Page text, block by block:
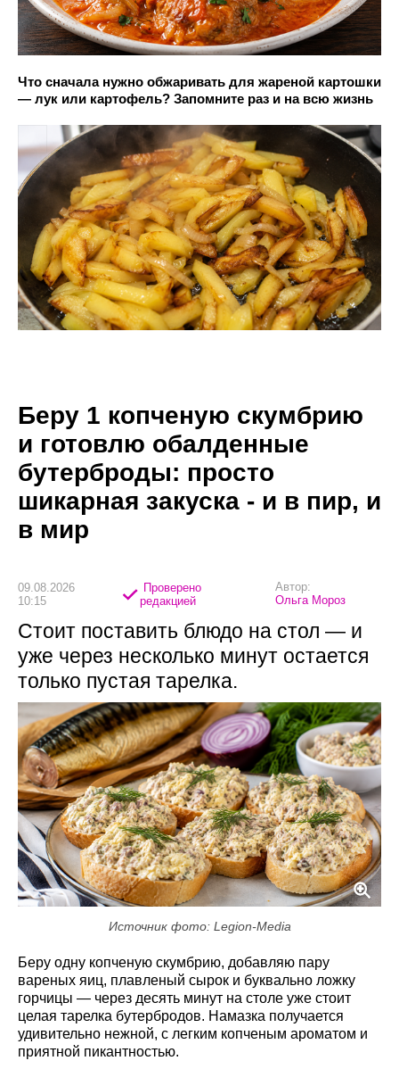
Что сначала нужно обжаривать для жареной картошки
— лук или картофель? Запомните раз и на всю жизнь
Беру 1 копченую скумбрию
и готовлю обалденные
бутерброды: просто
шикарная закуска - и в пир, и
в мир
09.08.2026
10:15
Проверено
редакцией
Автор:
Ольга Мороз
Стоит поставить блюдо на стол — и
уже через несколько минут остается
только пустая тарелка.
Источник фото: Legion-Media
Беру одну копченую скумбрию, добавляю пару
вареных яиц, плавленый сырок и буквально ложку
горчицы — через десять минут на столе уже стоит
целая тарелка бутербродов. Намазка получается
удивительно нежной, с легким копченым ароматом и
приятной пикантностью.